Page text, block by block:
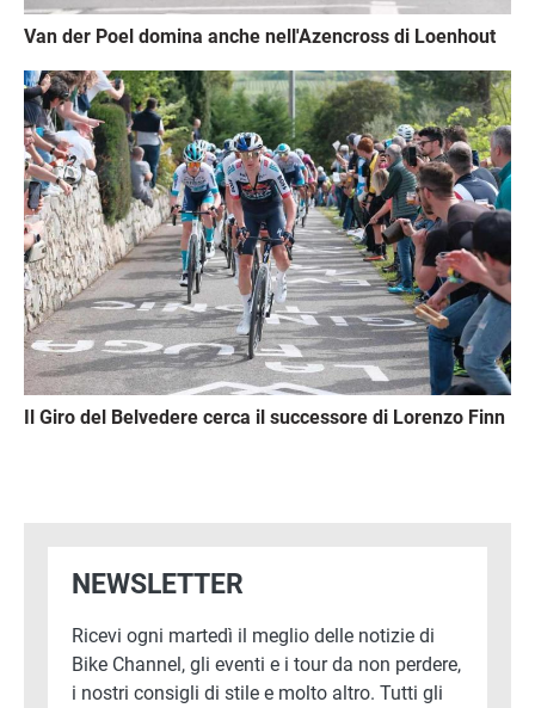
Van der Poel domina anche nell'Azencross di Loenhout
Immagine
Il Giro del Belvedere cerca il successore di Lorenzo Finn
NEWSLETTER
Ricevi ogni martedì il meglio delle notizie di
Bike Channel, gli eventi e i tour da non perdere,
i nostri consigli di stile e molto altro. Tutti gli